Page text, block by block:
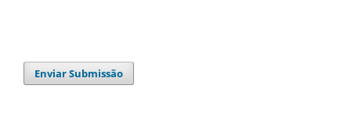
Enviar Submissão